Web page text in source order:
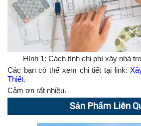
Hình 1: Cách tính chi phí xây nhà
Các bạn có thể xem chi tiết tại link:
Thiết.
Cảm ơn rất nhiều.
Sản Phẩm Liên